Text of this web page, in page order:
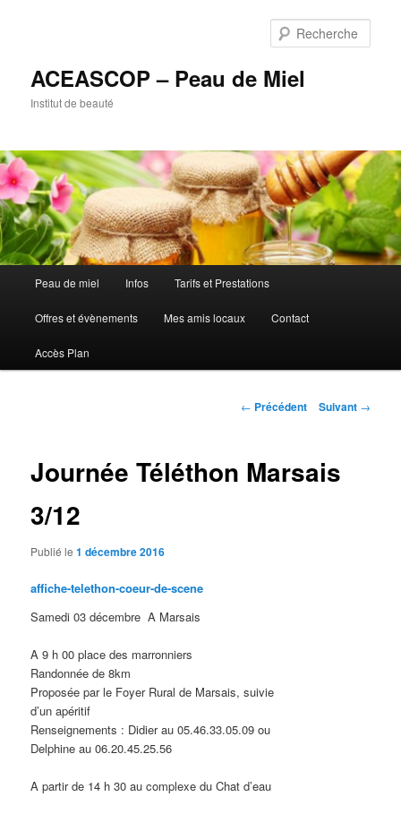
ACEASCOP – Peau de Miel
Institut de beauté
Aller
au
contenu
Peau de miel Infos Tarifs et Prestations
Offres et évènements Mes amis locaux Contact
Accès Plan
Navigation
← Précédent Suivant →
Journée Téléthon Marsais
3/12
Publié le1 décembre 2016
affiche-telethon-coeur-de-scene
Samedi 03 décembre A Marsais
A 9 h 00 place des marronniers
Randonnée de 8km
Proposée par le Foyer Rural de Marsais, suivie
d’un apéritif
Renseignements : Didier au 05.46.33.05.09 ou
Delphine au 06.20.45.25.56
A partir de 14 h 30 au complexe du Chat d’eau